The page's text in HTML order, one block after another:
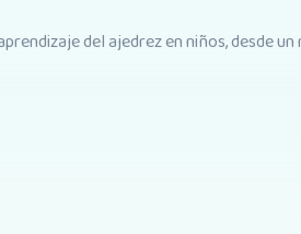
del ajedrez en niños, desde